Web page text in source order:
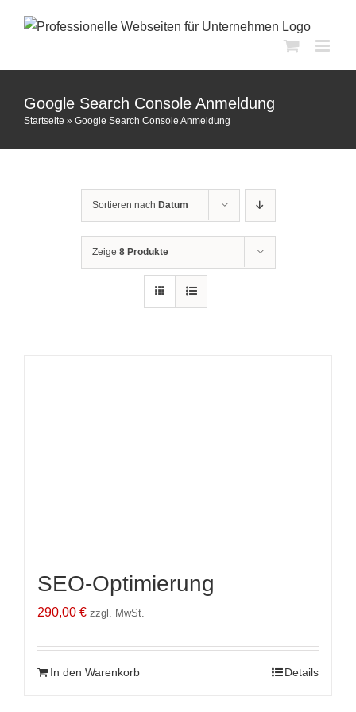
Inhalt
Google Search Console Anmeldung
Startseite » Google Search Console Anmeldung
Sortieren nach Datum
Zeige 8 Produkte
SEO-Optimierung
290,00 € zzgl. MwSt.
In den Warenkorb Details